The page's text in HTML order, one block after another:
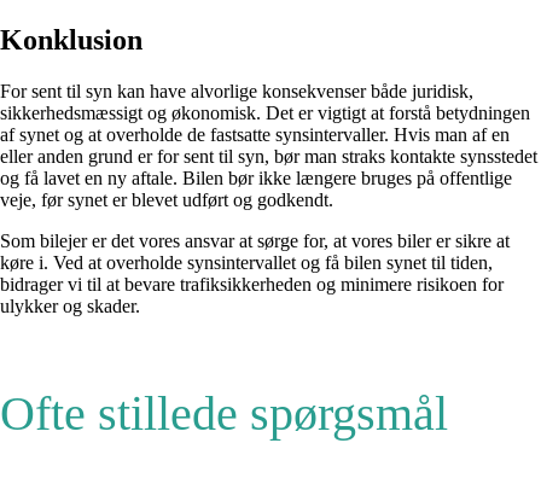
Konklusion
For sent til syn kan have alvorlige konsekvenser både juridisk,
sikkerhedsmæssigt og økonomisk. Det er vigtigt at forstå betydningen
af synet og at overholde de fastsatte synsintervaller. Hvis man af en
eller anden grund er for sent til syn, bør man straks kontakte synsstedet
og få lavet en ny aftale. Bilen bør ikke længere bruges på offentlige
veje, før synet er blevet udført og godkendt.
Som bilejer er det vores ansvar at sørge for, at vores biler er sikre at
køre i. Ved at overholde synsintervallet og få bilen synet til tiden,
bidrager vi til at bevare trafiksikkerheden og minimere risikoen for
ulykker og skader.
Ofte stillede spørgsmål